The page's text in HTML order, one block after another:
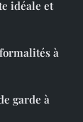
idéale et
à
garde à